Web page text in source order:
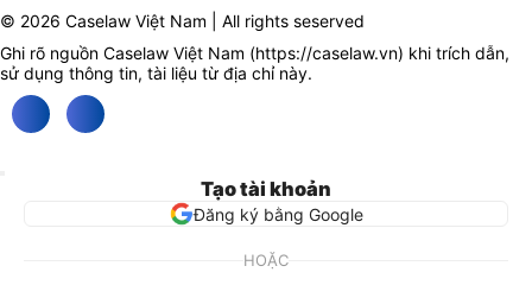
© 2026 Caselaw Việt Nam | All rights seserved
Ghi rõ nguồn Caselaw Việt Nam (https://caselaw.vn) khi trích dẫn,
sử dụng thông tin, tài liệu từ địa chỉ này.
Tạo tài khoản
Đăng ký bằng Google
HOẶC